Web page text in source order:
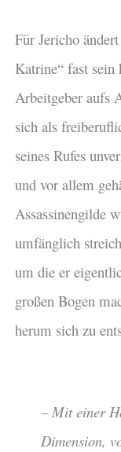
Für Jericho
Katrine“ fast sein
Arbeitgeber aufs
sich als
seines Rufes
und vor allem
Assassinengilde
umfänglich
um die er
großen Bogen
herum sich zu
– Mit einer
Dimension,